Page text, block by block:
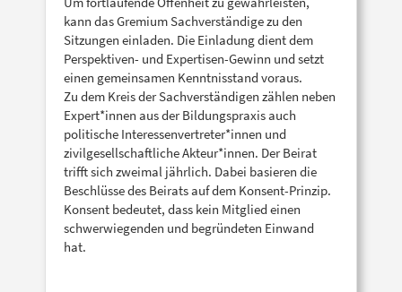
kann das Gremium Sachverständige zu den
Sitzungen einladen. Die Einladung dient dem
Perspektiven- und Expertisen-Gewinn und setzt
einen gemeinsamen Kenntnisstand voraus.
Zu dem Kreis der Sachverständigen zählen neben
Expert*innen aus der Bildungspraxis auch
politische Interessenvertreter*innen und
zivilgesellschaftliche Akteur*innen. Der Beirat
trifft sich zweimal jährlich. Dabei basieren die
Beschlüsse des Beirats auf dem Konsent-Prinzip.
Konsent bedeutet, dass kein Mitglied einen
schwerwiegenden und begründeten Einwand
hat.